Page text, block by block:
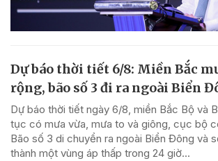
Dự báo thời tiết 6/8: Miền Bắc
rộng, bão số 3 đi ra ngoài Biển
Dự báo thời tiết ngày 6/8, miền Bắc Bộ và
tục có mưa vừa, mưa to và giông, cục bộ
Bão số 3 di chuyển ra ngoài Biển Đông và
thành một vùng áp thấp trong 24 giờ...